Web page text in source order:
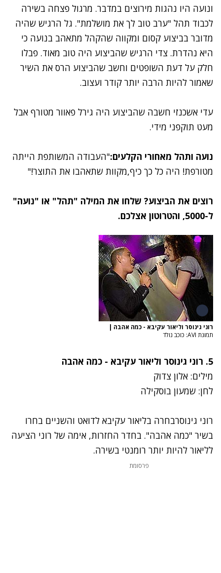
ונועה היו נהגות מירוצים במדבר. מרגול פצחה בשירה
לכבוד תהל "ערב טוב לך את מושלמת". גל הרגיש שהיה
מדובר בביצוע קסום ומקווה שהקהל מתאהב בנועה כי
היא נהדרת. צדי הרגיש שהביצוע היה טוב מאוד. פבלו
חלק על דעת השופטים וחשב שהביצוע הרס את השיר
שאמור להיות הרבה יותר קודר ועצוב.
עדי אשכנזי חשבה שהביצוע היה גירל פאוור מטורף אבל
מעט תוקפני מידי.
נועה ותהל מאחורי הקלעים:"העבודה המשותפת הייתה
מטורפת! היה כל כך כיף,מקוות שתאהבו את התוצר!‬"
רוצים את הביצוע? שלחו את המילה "תהל" או "נועה"
ל-5000, והטרוטון אצלכם.
רוני גינוסר וליאור עקיבא - כמה אהבה |
תמונת AVI: כוכב נולד
5. רוני גינוסר וליאור עקיבא - כמה אהבה
מילים: אלון צדוק
לחן: שמעון בוסקילה
רוני גינוסרבחרה בליאור עקיבא לדואט והשניים בחרו
בשיר "כמה אהבה". בחדר החזרות, אימה של רוני הציעה
לליאור להיות יותר רומנטי בשירה.
פרסומת